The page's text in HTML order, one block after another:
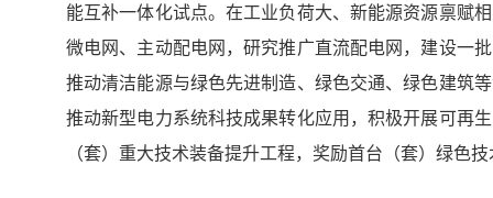
能互补一体化试点。在工业负荷大、新能源资源禀赋
微电网、主动配电网，研究推广直流配电网，建设一
推动清洁能源与绿色先进制造、绿色交通、绿色建筑
推动新型电力系统科技成果转化应用，积极开展可再
（套）重大技术装备提升工程，奖励首台（套）绿色